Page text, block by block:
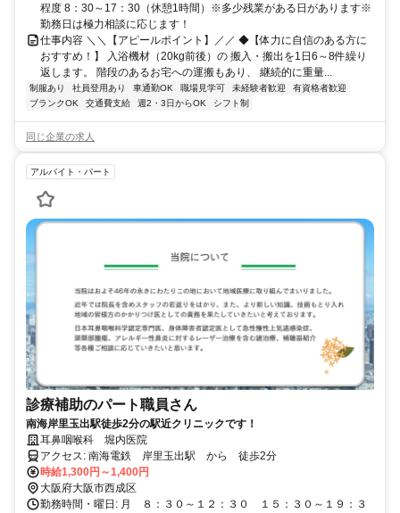
程度 8：30～17：30（休憩1時間）※多少残業がある日があります※
勤務日は極力相談に応じます！
仕事内容 ＼＼【アピールポイント】／／ ◆【体力に自信のある方に
おすすめ！】 入浴機材（20kg前後）の 搬入・搬出を1日6～8件繰り
返します。 階段のあるお宅への運搬もあり、 継続的に重量...
制服あり 社員登用あり 車通勤OK 職場見学可 未経験者歓迎
有資格者歓迎
ブランクOK
交通費支給 週2・3日からOK シフト制
同じ企業の求人
アルバイト・パート
診療補助のパート職員さん
南海岸里玉出駅徒歩2分の駅近クリニックです！
耳鼻咽喉科 堀内医院
アクセス: 南海電鉄 岸里玉出駅 から 徒歩2分
時給1,300円～1,400円
大阪府大阪市西成区
勤務時間・曜日: 月 ８：３０～１２：３０ １５：３０～１９：３